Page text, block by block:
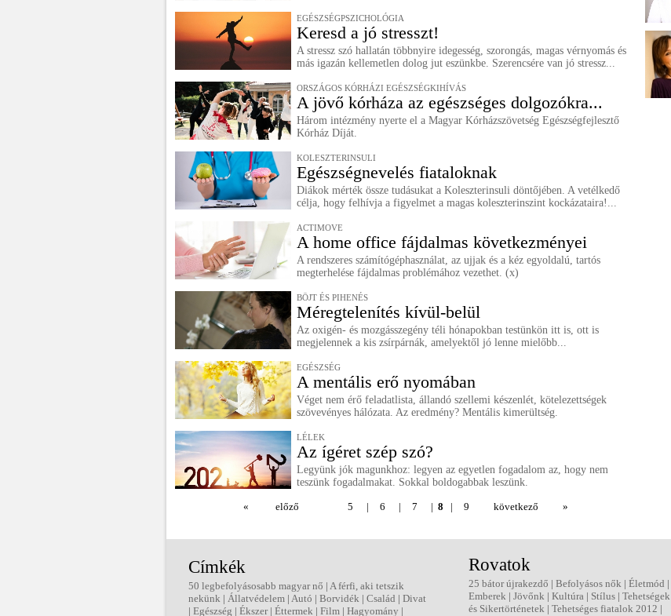
EGÉSZSÉGPSZICHOLÓGIA
Keresd a jó stresszt!
A stressz szó hallatán többnyire idegesség, szorongás, magas vérnyomás és
más igazán kellemetlen dolog jut eszünkbe. Szerencsére van jó stressz...
ORSZÁGOS KÓRHÁZI EGÉSZSÉGKIHÍVÁS
A jövő kórháza az egészséges dolgozókra...
Három intézmény nyerte el a Magyar Kórházszövetség Egészségfejlesztő
Kórház Díját.
KOLESZTERINSULI
Egészségnevelés fiataloknak
Diákok mérték össze tudásukat a Koleszterinsuli döntőjében. A vetélkedő
célja, hogy felhívja a figyelmet a magas koleszterinszint kockázataira!...
ACTIMOVE
A home office fájdalmas következményei
A rendszeres számítógéphasználat, az ujjak és a kéz egyoldalú, tartós
megterhelése fájdalmas problémához vezethet. (x)
BÖJT ÉS PIHENÉS
Méregtelenítés kívül-belül
Az oxigén- és mozgásszegény téli hónapokban testünkön itt is, ott is
megjelennek a kis zsírpárnák, amelyektől jó lenne mielőbb...
EGÉSZSÉG
A mentális erő nyomában
Véget nem érő feladatlista, állandó szellemi készenlét, kötelezettségek
szövevényes hálózata. Az eredmény? Mentális kimerültség.
LÉLEK
Az ígéret szép szó?
Legyünk jók magunkhoz: legyen az egyetlen fogadalom az, hogy nem
teszünk fogadalmakat. Sokkal boldogabbak leszünk.
« előző 5 | 6 | 7 | 8 | 9 következő »
Címkék
50 legbefolyásosabb magyar nő | A férfi, aki tetszik
nekünk | Állatvédelem | Autó | Borvidék | Család | Divat
| Egészség | Ékszer| Éttermek | Film | Hagyomány |
Rovatok
25 bátor újrakezdő | Befolyásos nők | Életmód |
Emberek | Jövőnk | Kultúra | Stílus | Tehetségek
és Sikertörténetek | Tehetséges fiatalok 2012 |